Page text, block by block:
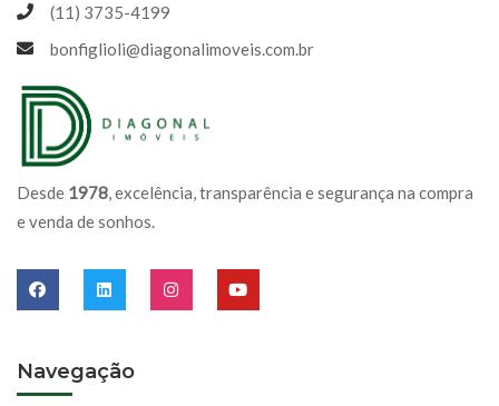
Desde 1978, excelência, transparência e segurança na compra
e venda de sonhos.
Navegação
(11) 3735-4199
bonfiglioli@diagonalimoveis.com.br